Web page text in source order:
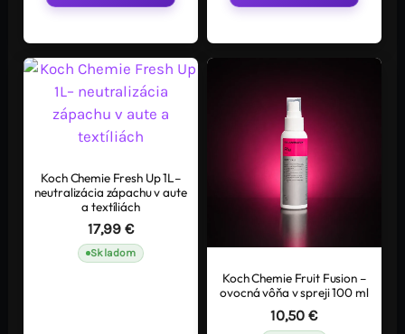
Koch Chemie Fresh Up 1L–
neutralizácia zápachu v aute
a textíliách
17,99€
Skladom
Koch Chemie Fruit Fusion –
ovocná vôňa v spreji 100 ml
10,50€